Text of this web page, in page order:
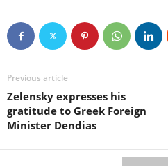
Previous article
Zelensky expresses his
gratitude to Greek Foreign
Minister Dendias